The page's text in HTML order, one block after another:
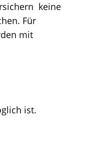
keine
Für
mit
ist.